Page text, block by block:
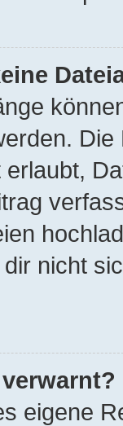
nicht
eigene